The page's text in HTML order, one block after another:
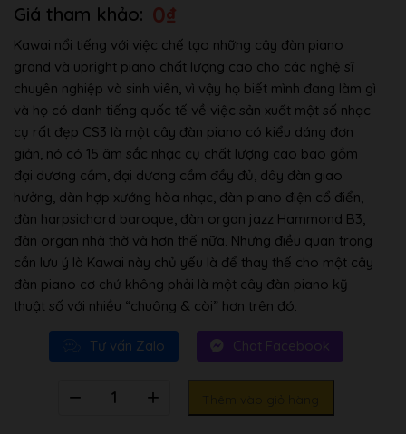
0₫
Kawai nổi tiếng với việc chế tạo những cây đàn piano
grand và upright piano chất lượng cao cho các nghệ sĩ
chuyên nghiệp và sinh viên, vì vậy họ biết mình đang làm gì
và họ có danh tiếng quốc tế về việc sản xuất một số nhạc
cụ rất đẹp CS3 là một cây đàn piano có kiểu dáng đơn
giản, nó có 15 âm sắc nhạc cụ chất lượng cao bao gồm
đại dương cầm, đại dương cầm đầy đủ, dây đàn giao
hưởng, dàn hợp xướng hòa nhạc, đàn piano điện cổ điển,
đàn harpsichord baroque, đàn organ jazz Hammond B3,
đàn organ nhà thờ và hơn thế nữa. Nhưng điều quan trọng
cần lưu ý là Kawai này chủ yếu là để thay thế cho một cây
đàn piano cơ chứ không phải là một cây đàn piano kỹ
thuật số với nhiều “chuông & còi” hơn trên đó.
Tư vấn Zalo Chat Facebook